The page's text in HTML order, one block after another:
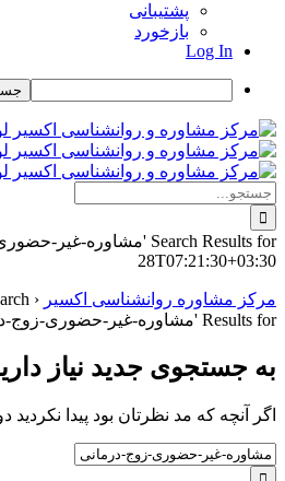
پشتیبانی
بازخورد
Log In
Skip
to
content
جستجو
برای:
Search Results for 'مشاوره-غیر-حضوری-زوج-درمانی'
28T07:21:30+03:30
مرکز مشاوره روانشناسی اکسیر ‹
Results for 'مشاوره-غیر-حضوری-زوج-درمانی'
به جستجوی جديد نياز
اگر آنچه که مد نظرتان بود پیدا نکردید
Search
for: